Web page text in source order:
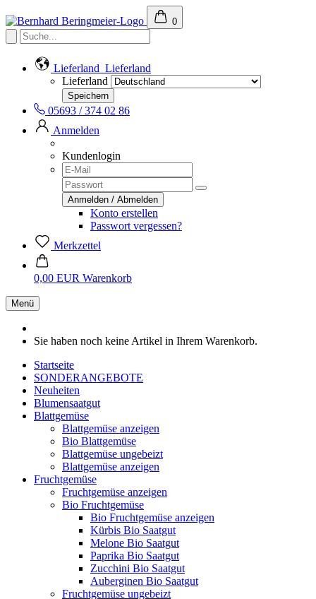
0
Lieferland Lieferland
Lieferland
05693 / 374 02 86
Anmelden
Kundenlogin
Konto erstellen
Passwort vergessen?
Merkzettel
0,00 EUR Warenkorb
Menü
Sie haben noch keine Artikel in Ihrem Warenkorb.
Startseite
SONDERANGEBOTE
Neuheiten
Blumensaatgut
Blattgemüse
Blattgemüse anzeigen
Bio Blattgemüse
Blattgemüse ungebeizt
Blattgemüse anzeigen
Fruchtgemüse
Fruchtgemüse anzeigen
Bio Fruchtgemüse
Bio Fruchtgemüse anzeigen
Kürbis Bio Saatgut
Melone Bio Saatgut
Paprika Bio Saatgut
Zucchini Bio Saatgut
Auberginen Bio Saatgut
Fruchtgemüse ungebeizt